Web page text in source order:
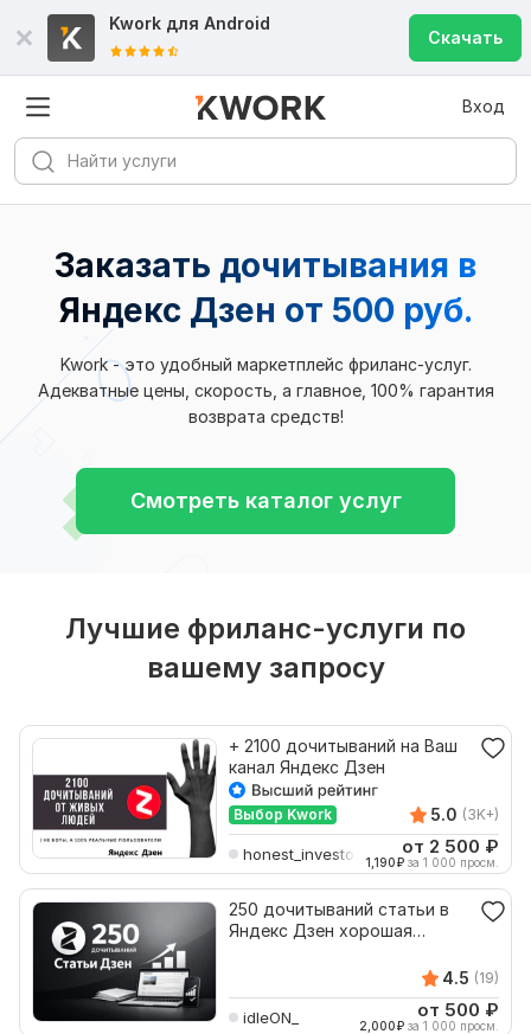
Kwork для Android
Скачать
Вход
Заказать дочитывания в
Яндекс Дзен от 500 руб.
Kwork - это удобный маркетплейс фриланс-услуг.
Адекватные цены, скорость, а главное, 100% гарантия
возврата средств!
Смотреть каталог услуг
Лучшие фриланс-услуги по
вашему запросу
+ 2100 дочитываний на Ваш
канал Яндекс Дзен
Выбор Kwork 5.0 (3K+)
honest_investor от 2 500 ₽
1,190₽ за 1 000 просм.
250 дочитываний статьи в
Яндекс Дзен хорошая
4.5 (19)
idleON_ от 500 ₽
2,000₽ за 1 000 просм.